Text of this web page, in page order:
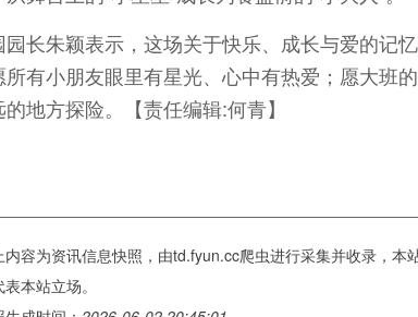
长朱颖表示，这场关于快乐、成长与爱的记
所有小朋友眼里有星光、心中有热爱；愿大班
地方探险。【责任编辑:何青】
内容为资讯信息快照，由td.fyun.cc爬虫进行采集并收录，本
本站立场。